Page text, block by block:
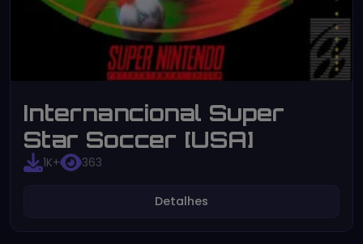
Internancional Super
Star Soccer [USA]
1K+ 363
Detalhes